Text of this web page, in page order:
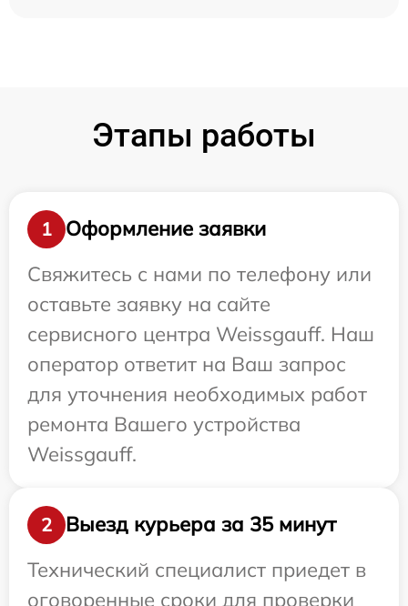
Этапы работы
1
Оформление заявки
Свяжитесь с нами по телефону или
оставьте заявку на сайте
сервисного центра Weissgauff. Наш
оператор ответит на Ваш запрос
для уточнения необходимых работ
ремонта Вашего устройства
Weissgauff.
2
Выезд курьера за 35 минут
Технический специалист приедет в
оговоренные сроки для проверки